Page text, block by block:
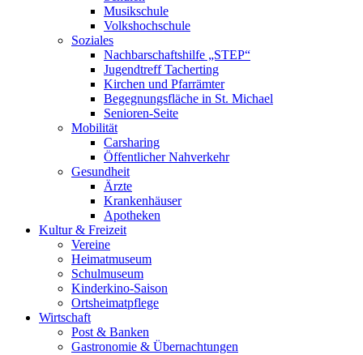
Musikschule
Volkshochschule
Soziales
Nachbarschaftshilfe „STEP“
Jugendtreff Tacherting
Kirchen und Pfarrämter
Begegnungsfläche in St. Michael
Senioren-Seite
Mobilität
Carsharing
Öffentlicher Nahverkehr
Gesundheit
Ärzte
Krankenhäuser
Apotheken
Kultur & Freizeit
Vereine
Heimatmuseum
Schulmuseum
Kinderkino-Saison
Ortsheimatpflege
Wirtschaft
Post & Banken
Gastronomie & Übernachtungen